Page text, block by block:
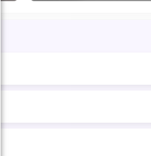
cette activité vous
pouvez vous y rendre en
Uber/Bolt.